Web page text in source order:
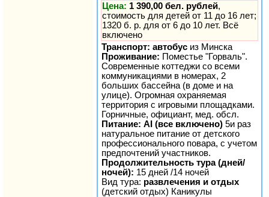
Цена: 1 390,00 бел. рублей,
стоимость для детей от 11 до 16 лет;
1320 б. р. для от 6 до 10 лет. Всё
включено
Транспорт: автобус из Минска
Проживание: Поместье "Горваль".
Современные коттеджи со всеми
коммуникациями в номерах, 2
больших бассейна (в доме и на
улице). Огромная охраняемая
территория с игровыми площадками.
Горничные, официант, мед. обсл.
Питание: AI (все включено) 5и раз
натуральное питание от детского
профессионального повара, с учетом
предпочтений участников.
Продолжительность тура (дней/
ночей): 15 дней /14 ночей
Вид тура: развлечения и отдых
(детский отдых) Каникулы